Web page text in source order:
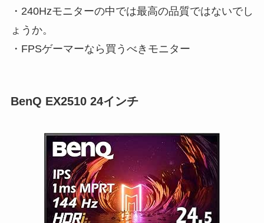
・240Hzモニターの中では最高の品質ではないでし
ょうか。
・FPSゲーマーなら買うべきモニター
BenQ EX2510 24インチ